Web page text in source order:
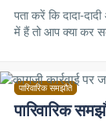
पता करें कि दादा-
में हैं तो आप क्या कर
पारिवारिक समझौते
पारिवारिक